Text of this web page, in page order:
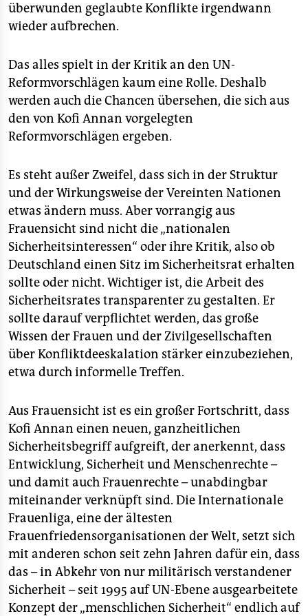
überwunden geglaubte Konflikte irgendwann
wieder aufbrechen.
Das alles spielt in der Kritik an den UN-
Reformvorschlägen kaum eine Rolle. Deshalb
werden auch die Chancen übersehen, die sich aus
den von Kofi Annan vorgelegten
Reformvorschlägen ergeben.
Es steht außer Zweifel, dass sich in der Struktur
und der Wirkungsweise der Vereinten Nationen
etwas ändern muss. Aber vorrangig aus
Frauensicht sind nicht die „nationalen
Sicherheitsinteressen“ oder ihre Kritik, also ob
Deutschland einen Sitz im Sicherheitsrat erhalten
sollte oder nicht. Wichtiger ist, die Arbeit des
Sicherheitsrates transparenter zu gestalten. Er
sollte darauf verpflichtet werden, das große
Wissen der Frauen und der Zivilgesellschaften
über Konfliktdeeskalation stärker einzubeziehen,
etwa durch informelle Treffen.
Aus Frauensicht ist es ein großer Fortschritt, dass
Kofi Annan einen neuen, ganzheitlichen
Sicherheitsbegriff aufgreift, der anerkennt, dass
Entwicklung, Sicherheit und Menschenrechte –
und damit auch Frauenrechte – unabdingbar
miteinander verknüpft sind. Die Internationale
Frauenliga, eine der ältesten
Frauenfriedensorganisationen der Welt, setzt sich
mit anderen schon seit zehn Jahren dafür ein, dass
das – in Abkehr von nur militärisch verstandener
Sicherheit – seit 1995 auf UN-Ebene ausgearbeitete
Konzept der „menschlichen Sicherheit“ endlich auf